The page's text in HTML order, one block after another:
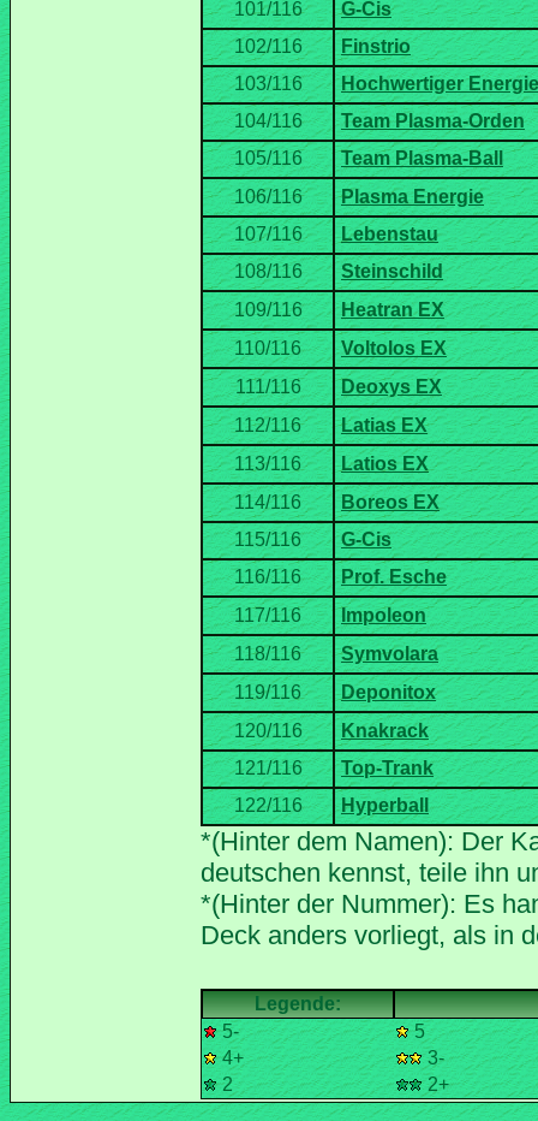
*(Hinter dem Namen): Der
*(Hinter der Nummer): Es
5-
5
4+
3-
2
2+